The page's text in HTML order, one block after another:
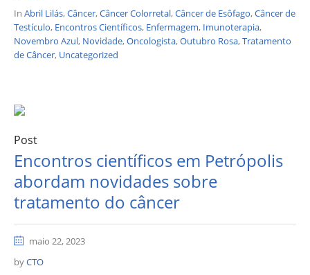
In Abril Lilás,Câncer,Câncer Colorretal,Câncer de Esôfago,Câncer de
Testículo, Encontros Científicos, Enfermagem, Imunoterapia,
Novembro Azul, Novidade,Oncologista,Outubro Rosa,Tratamento
de Câncer, Uncategorized
Post
Encontros científicos em Petrópolis
abordam novidades sobre
tratamento do câncer
maio 22, 2023
byCTO